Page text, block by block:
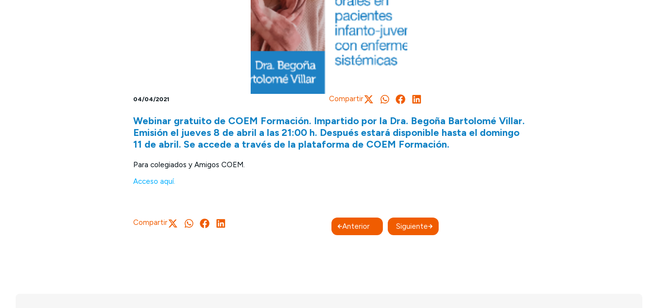
04/04/2021 Compartir
Webinar gratuito de COEM Formación. Impartido por la Dra. Begoña Bartolomé Villar.
Emisión el jueves 8 de abril a las 21:00 h. Después estará disponible hasta el domingo
11 de abril. Se accede a través de la plataforma de COEM Formación.
Para colegiados y Amigos COEM.
Acceso aquí.
Compartir Anterior Siguiente